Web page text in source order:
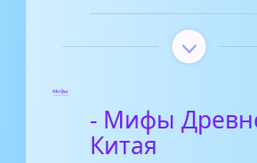
Мифы
- Мифы
Китая